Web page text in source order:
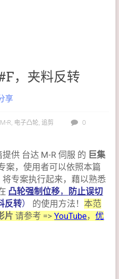
，夹料反转
享
R, 电子凸轮, 追剪
0
提供 台达 M-R 伺服 的 巨集
案，使用者可以依照本篇
将专案执行起来，藉以熟悉
凸轮强制位移，
防止误切
反转） 的使用方法！ 本范
片 请参考 =>YouTube，优